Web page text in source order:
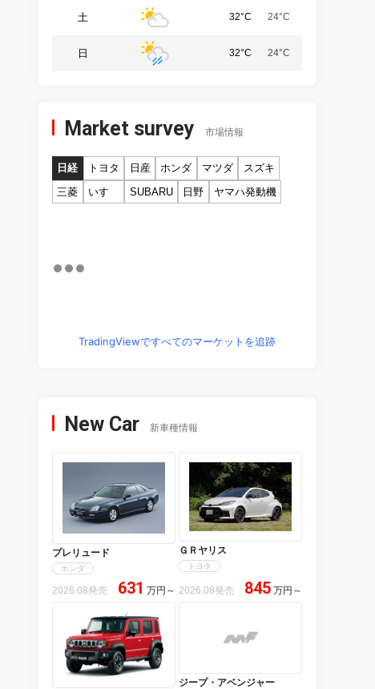
土 32°C 24°C
日 32°C 24°C
Market survey 市場情報
日経 トヨタ 日産 ホンダ マツダ
スズキ
三菱
いすゞ SUBARU 日野 ヤマハ発動機
TradingViewですべてのマーケットを追跡
New Car 新車種情報
プレリュード
ホンダ
2026.08発売 631 万円 ～
ＧＲヤリス
トヨタ
2026.08発売 845 万円 ～
ジープ・アベンジャー